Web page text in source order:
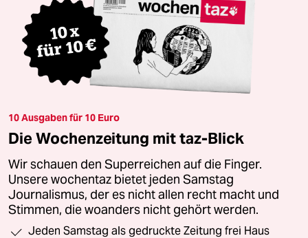
10 Ausgaben für 10 Euro
Die Wochenzeitung mit taz-Blick
Wir schauen den Superreichen auf die Finger.
Unsere wochentaz bietet jeden Samstag
Journalismus, der es nicht allen recht macht und
Stimmen, die woanders nicht gehört werden.
Jeden Samstag als gedruckte Zeitung frei Haus